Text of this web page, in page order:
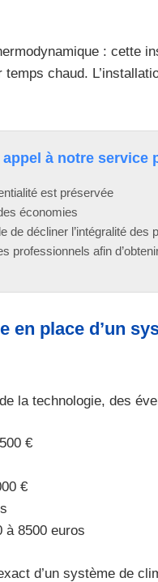
: cette
chaud.
à notre service
est préservée
économies
de décliner l’intégralité des
professionnels afin
place d’un
la technologie, des
€
€
à 8500 euros
d’un système de